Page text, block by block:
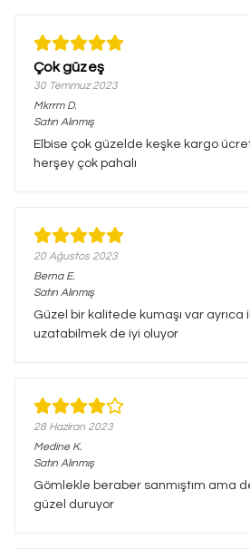
Çok güzeş
30 Temmuz 2023
Mkrrm D.
Satın Alınmış
Elbise çok güzelde keşke kargo
herşey çok pahalı
20 Ağustos 2023
Berna E.
Satın Alınmış
Güzel bir kalitede kumaşı var ayrıca
uzatabilmek de iyi oluyor
28 Haziran 2023
Medine K.
Satın Alınmış
Gömlekle beraber sanmıştım ama
güzel duruyor